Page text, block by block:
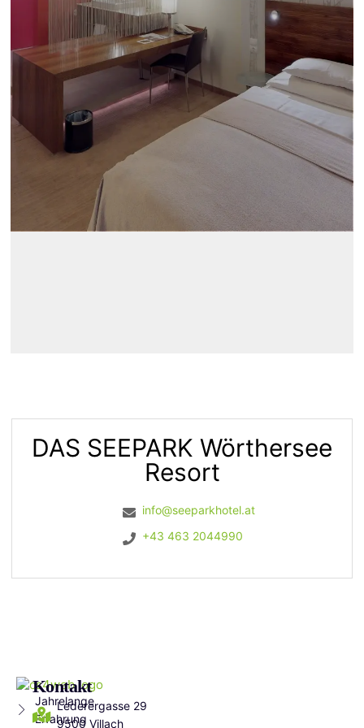
DAS SEEPARK Wörthersee
Resort
info@seeparkhotel.at
+43 463 2044990
Jahrelange
Erfahrung
Kontakt
Lederergasse 29
9500 Villach